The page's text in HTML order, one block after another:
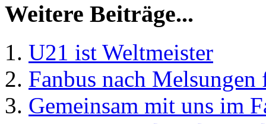
Weitere Beiträge...
U21 ist Weltmeister
Fanbus nach Melsungen
Gemeinsam mit uns im